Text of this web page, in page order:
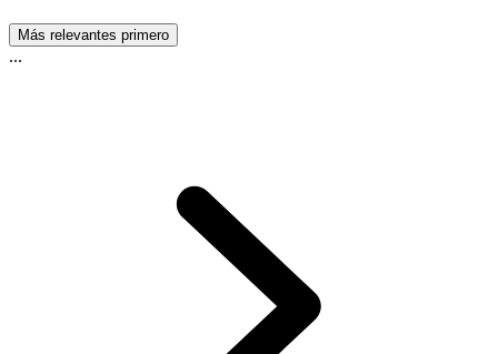
Más relevantes primero
...